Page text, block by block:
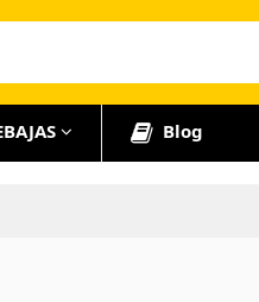
Blog